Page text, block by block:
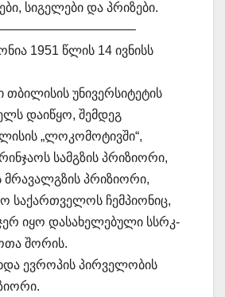
სიგელები და პრიზები.
1951 წლის 14 ივნისს
თბილისის უნივერსიტეტის
დაიწყო, შემდეგ
„ლოკომოტივში“,
სამგზის პრიზიორი,
პრიზიორი,
საქართველოს ჩემპიონიც,
იყო დასახელებული სსრკ-
შორის.
ევროპის პირველობის